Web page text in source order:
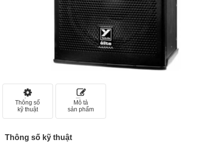
Thông số
kỹ thuật
Mô tả
sản phẩm
Thông số kỹ thuật